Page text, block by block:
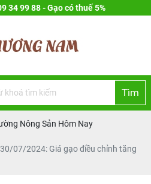
34 99 88 - Gạo có thuế 5%
Tìm
Nông Sản Hôm Nay
07/2024: Giá gạo điều chỉnh tăng